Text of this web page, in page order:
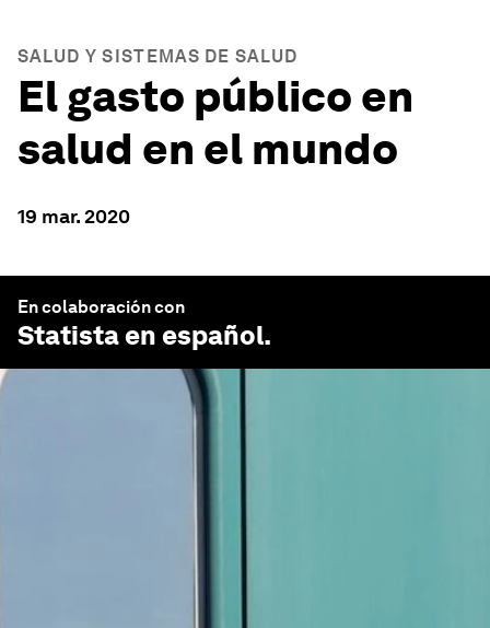
SALUD Y SISTEMAS DE SALUD
El gasto público en
salud en el mundo
19 mar. 2020
En colaboración con
Statista en español.